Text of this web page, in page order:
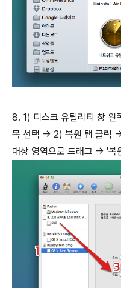
8. 1) 디스크 유틸리티 창
목 선택 → 2) 복원 탭 클릭
대상 영역으로 드래그 → '